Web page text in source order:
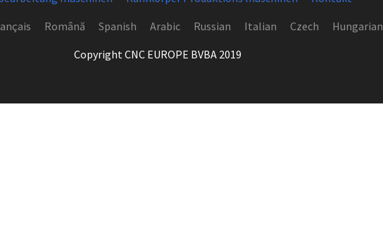
Română Spanish Arabic Russian Italian Czech Hungarian
Copyright CNC EUROPE BVBA 2019